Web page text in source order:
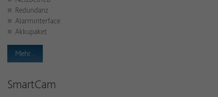
Redundanz
Alarminterface
Akkupaket
Mehr...
SmartCam